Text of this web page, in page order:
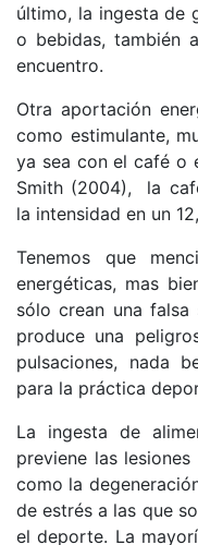
último, la ingesta de
o bebidas, también
encuentro.
Otra aportación
como estimulante,
ya sea con el café o
Smith (2004), la
la intensidad en un
Tenemos que
energéticas, mas
sólo crean una falsa
produce una
pulsaciones, nada
para la práctica
La ingesta de
previene las
como la
de estrés a las que
el deporte. La